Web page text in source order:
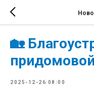
🏡
2025-12-26 08:00